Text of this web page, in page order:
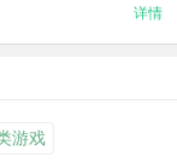
详情
游戏